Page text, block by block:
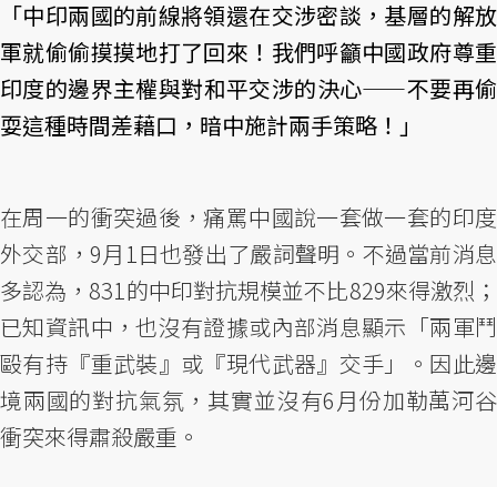
「中印兩國的前線將領還在交涉密談，基層的解放
軍就偷偷摸摸地打了回來！我們呼籲中國政府尊重
印度的邊界主權與對和平交涉的決心——不要再偷
耍這種時間差藉口，暗中施計兩手策略！」
在周一的衝突過後，痛罵中國說一套做一套的印度
外交部，9月1日也發出了嚴詞聲明。不過當前消息
多認為，831的中印對抗規模並不比829來得激烈；
已知資訊中，也沒有證據或內部消息顯示「兩軍鬥
毆有持『重武裝』或『現代武器』交手」。因此邊
境兩國的對抗氣氛，其實並沒有6月份加勒萬河谷
衝突來得肅殺嚴重。